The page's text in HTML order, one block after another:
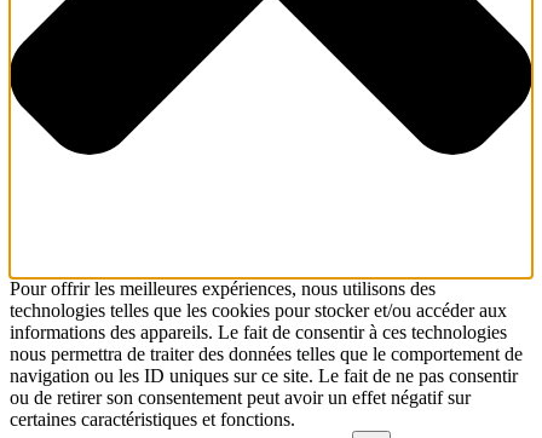
Pour offrir les meilleures expériences, nous utilisons des
technologies telles que les cookies pour stocker et/ou accéder aux
informations des appareils. Le fait de consentir à ces technologies
nous permettra de traiter des données telles que le comportement de
navigation ou les ID uniques sur ce site. Le fait de ne pas consentir
ou de retirer son consentement peut avoir un effet négatif sur
certaines caractéristiques et fonctions.